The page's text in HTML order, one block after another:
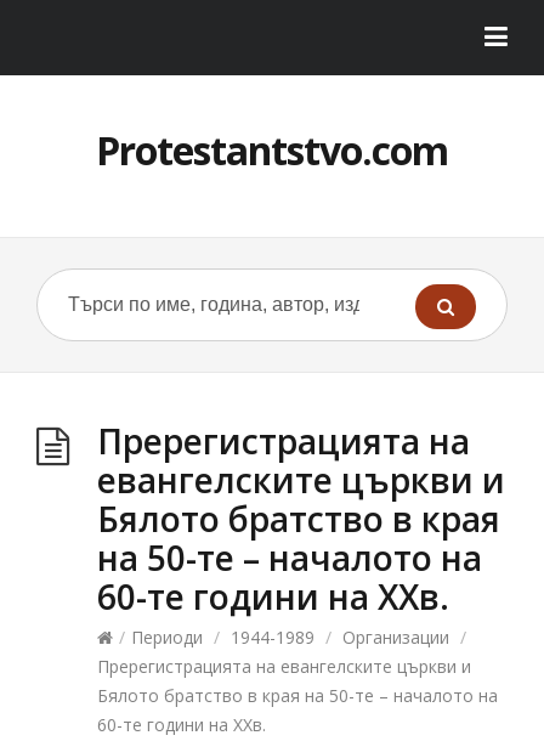
Protestantstvo.com
Пререгистрацията на
евангелските църкви и
Бялото братство в края
на 50-те – началото на
60-те години на ХХв.
/ Периоди / 1944-1989 / Организации /
Пререгистрацията на евангелските църкви и
Бялото братство в края на 50-те – началото на
60-те години на ХХв.